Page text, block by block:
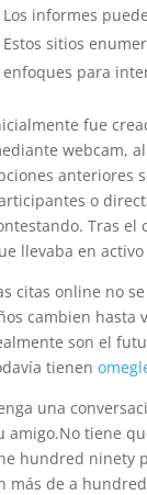
Los informes
Estos sitios
enfoques para
fue
webcam,
anteriores
o
Tras el
llevaba en activo
citas online no
cambien hasta
son el
tienen
una
amigo.No tiene
hundred ninety
más de a